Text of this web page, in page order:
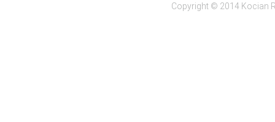
Copyright © 2014 Kocian